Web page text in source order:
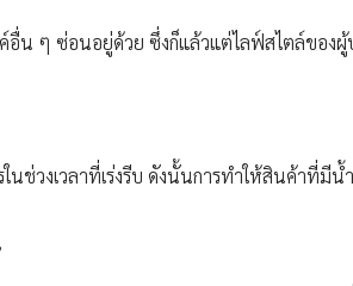
น ๆ ซ่อนอยู่ด้วย ซึ่งก็แล้วแต่ไลฟ์สไตล์ของผู้
ช่วงเวลาที่เร่งรีบ ดังนั้นการทำให้สินค้าที่มีน้